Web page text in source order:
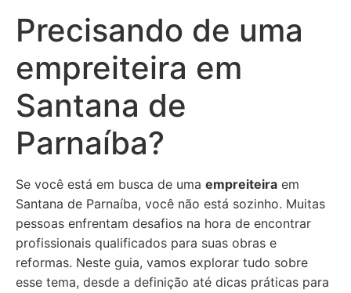
Precisando de uma
empreiteira em
Santana de
Parnaíba?
Se você está em busca de uma empreiteira em
Santana de Parnaíba, você não está sozinho. Muitas
pessoas enfrentam desafios na hora de encontrar
profissionais qualificados para suas obras e
reformas. Neste guia, vamos explorar tudo sobre
esse tema, desde a definição até dicas práticas para